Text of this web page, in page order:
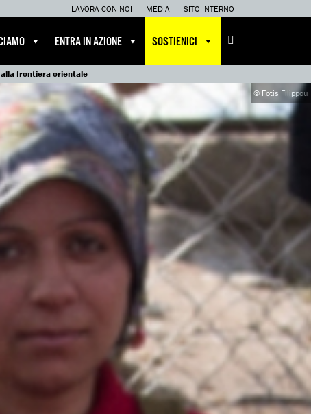
LAVORA CON NOI MEDIA SITO INTERNO
ENTRA IN AZIONE SOSTIENICI
frontiera orientale
© Fotis Filippou